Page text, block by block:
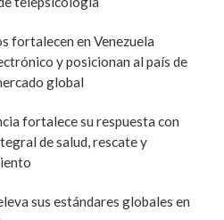
fortalecen en Venezuela
y posicionan al país de
global
fortalece su respuesta con
de salud, rescate y
sus estándares globales en